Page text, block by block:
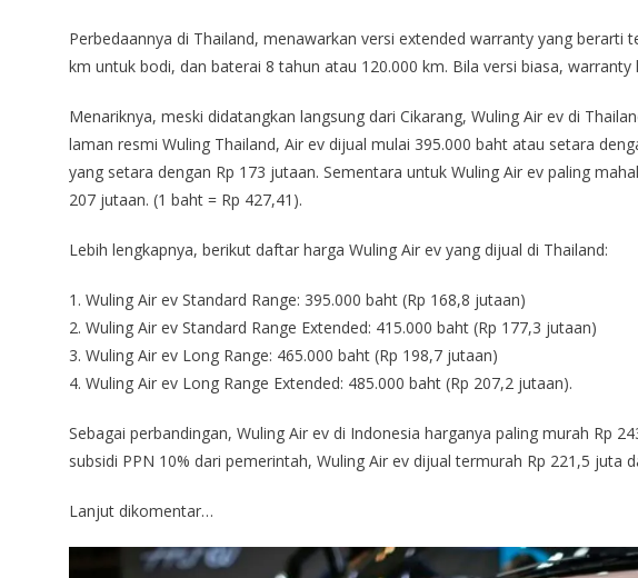
Perbedaannya di Thailand, menawarkan versi extended warranty yang
km untuk bodi, dan baterai 8 tahun atau 120.000 km. Bila versi biasa,
Menariknya, meski didatangkan langsung dari Cikarang, Wuling Air ev di
laman resmi Wuling Thailand, Air ev dijual mulai 395.000 baht atau setara
yang setara dengan Rp 173 jutaan. Sementara untuk Wuling Air ev paling
207 jutaan. (1 baht = Rp 427,41).
Lebih lengkapnya, berikut daftar harga Wuling Air ev yang dijual di Thailand:
1. Wuling Air ev Standard Range: 395.000 baht (Rp 168,8 jutaan)
2. Wuling Air ev Standard Range Extended: 415.000 baht (Rp 177,3 jutaan)
3. Wuling Air ev Long Range: 465.000 baht (Rp 198,7 jutaan)
4. Wuling Air ev Long Range Extended: 485.000 baht (Rp 207,2 jutaan).
Sebagai perbandingan, Wuling Air ev di Indonesia harganya paling murah Rp
subsidi PPN 10% dari pemerintah, Wuling Air ev dijual termurah Rp 221,5 juta
Lanjut dikomentar…